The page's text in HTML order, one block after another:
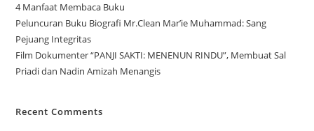
4 Manfaat Membaca Buku
Peluncuran Buku Biografi Mr.Clean Mar’ie Muhammad: Sang
Pejuang Integritas
Film Dokumenter “PANJI SAKTI: MENENUN RINDU”, Membuat Sal
Priadi dan Nadin Amizah Menangis
Recent Comments